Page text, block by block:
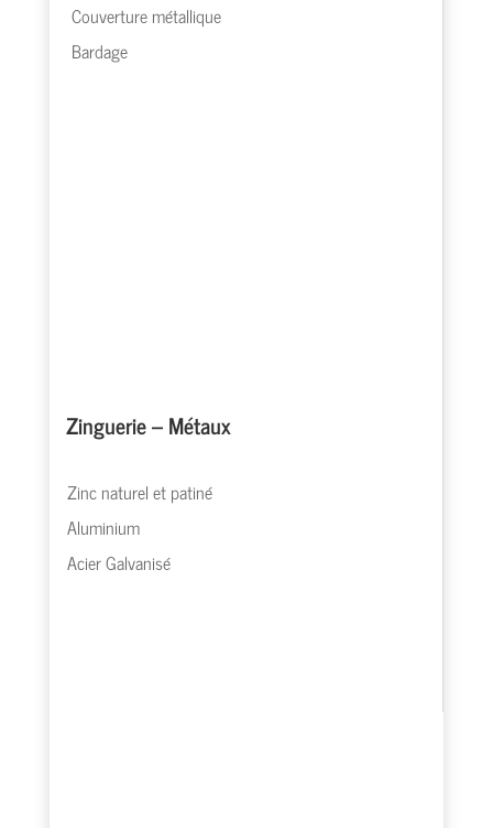
Couverture métallique
Bardage
Zinguerie – Métaux
Zinc naturel et patiné
Aluminium
Acier Galvanisé